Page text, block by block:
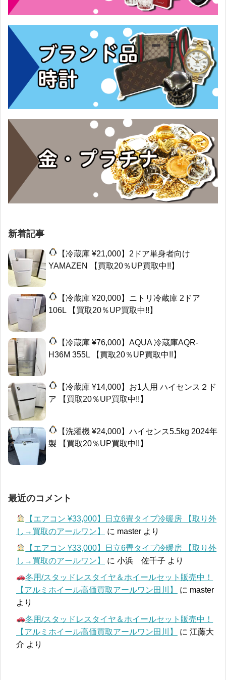
新着記事
【冷蔵庫 ¥21,000】2ドア単身者向け
YAMAZEN 【買取20％UP買取中!!】
【冷蔵庫 ¥20,000】ニトリ冷蔵庫 2ドア
106L 【買取20％UP買取中!!】
【冷蔵庫 ¥76,000】AQUA 冷蔵庫AQR-
H36M 355L 【買取20％UP買取中!!】
【冷蔵庫 ¥14,000】お1人用 ハイセンス２ド
ア 【買取20％UP買取中!!】
【洗濯機 ¥24,000】ハイセンス5.5kg 2024年
製 【買取20％UP買取中!!】
最近のコメント
【エアコン ¥33,000】日立6畳タイプ冷暖房 【取り外
し→買取のアールワン】
に master より
【エアコン ¥33,000】日立6畳タイプ冷暖房 【取り外
し→買取のアールワン】
に 小浜 佐千子 より
冬用/スタッドレスタイヤ＆ホイールセット販売中！
【アルミホイール高価買取アールワン田川】
に master
より
冬用/スタッドレスタイヤ＆ホイールセット販売中！
【アルミホイール高価買取アールワン田川】
に 江藤大
介 より